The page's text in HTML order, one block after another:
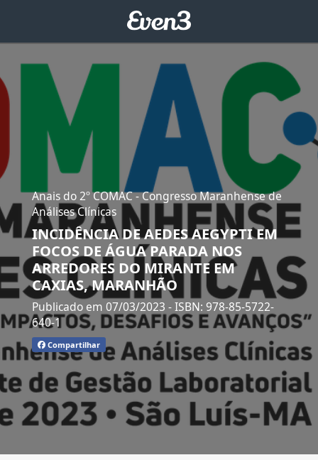
Anais do 2º COMAC - Congresso Maranhense de
Análises Clínicas
INCIDÊNCIA DE AEDES AEGYPTI EM
FOCOS DE ÁGUA PARADA NOS
ARREDORES DO MIRANTE EM
CAXIAS, MARANHÃO
Publicado em 07/03/2023 - ISBN: 978-85-5722-
640-1
Compartilhar